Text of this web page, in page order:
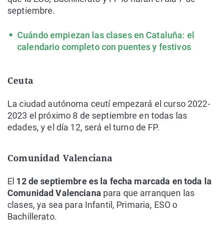
septiembre.
Cuándo empiezan las clases en Cataluña: el
calendario completo con puentes y festivos
Ceuta
La ciudad autónoma ceutí empezará el curso 2022-
2023 el próximo 8 de septiembre en todas las
edades, y el día 12, será el turno de FP.
Comunidad Valenciana
El 12 de septiembre es la fecha marcada en toda la
Comunidad Valenciana para que arranquen las
clases, ya sea para Infantil, Primaria, ESO o
Bachillerato.